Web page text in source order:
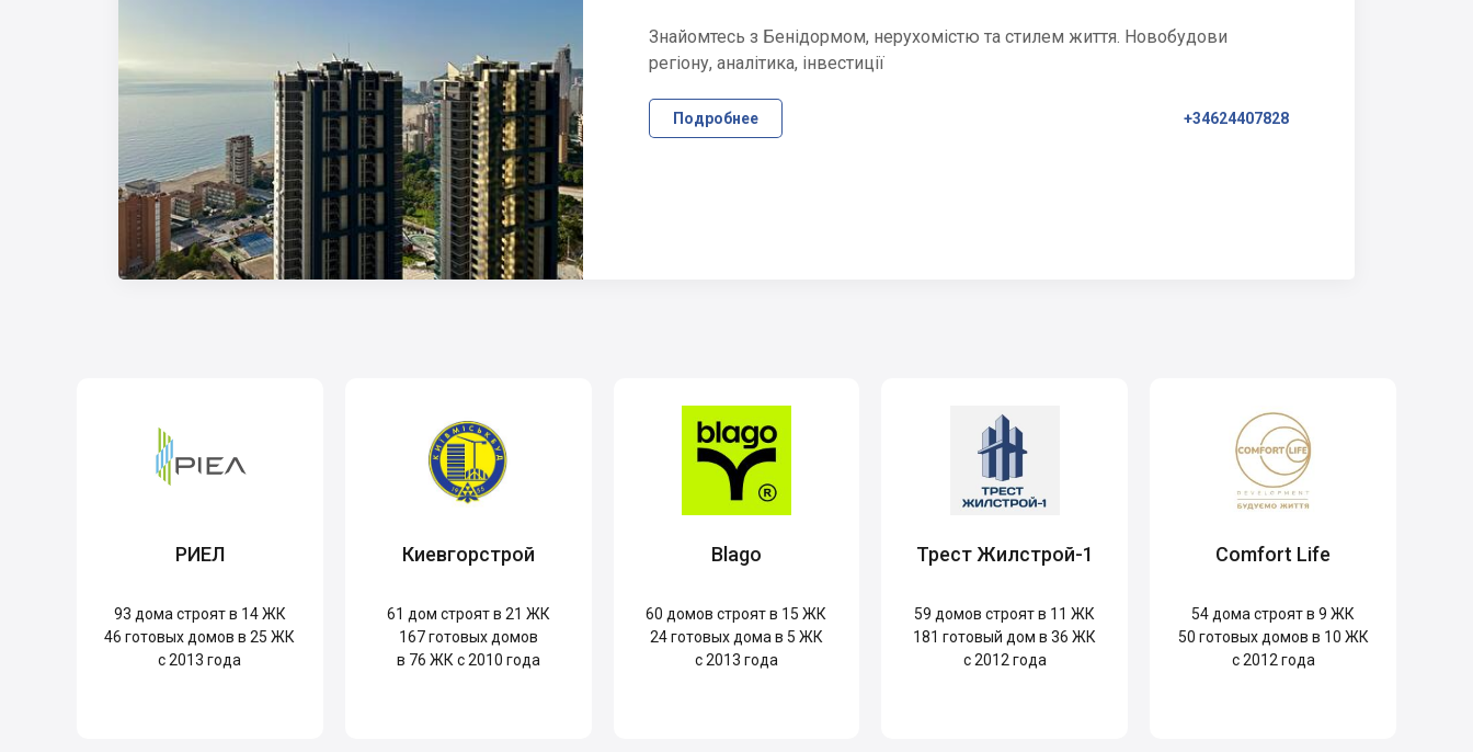
Знайомтесь з Бенідормом, нерухомістю та стилем життя. Новобудови
регіону, аналітика, інвестиції
Подробнее +34624407828
РИЕЛ
93 дома строят в 14 ЖК
46 готовых домов в 25 ЖК
с 2013 года
Киевгорстрой
61 дом строят в 21 ЖК
167готовых домов
в 76 ЖК с 2010 года
Blago
60 домов строят в 15 ЖК
24готовых дома в 5 ЖК
с 2013 года
Трест Жилстрой-1
59 домов строят в 11 ЖК
181 готовый дом в 36 ЖК
с 2012 года
Comfort Life
54 дома строят в 9 ЖК
50 готовых домов в 10 ЖК
с 2012 года